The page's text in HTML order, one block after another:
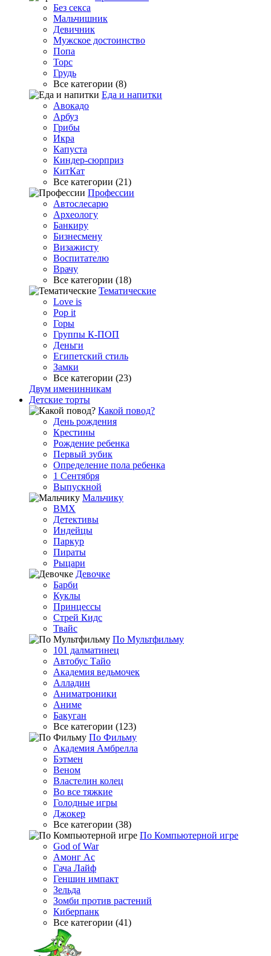
Без секса
Мальчишник
Девичник
Мужское достоинство
Попа
Торс
Грудь
Все категории (8)
Еда и напитки
Авокадо
Арбуз
Грибы
Икра
Капуста
Киндер-сюрприз
КитКат
Все категории (21)
Профессии
Автослесарю
Археологу
Банкиру
Бизнесмену
Визажисту
Воспитателю
Врачу
Все категории (18)
Тематические
Love is
Pop it
Горы
Группы К-ПОП
Деньги
Египетский стиль
Замки
Все категории (23)
Двум именинникам
Детские торты
Какой повод?
День рождения
Крестины
Рождение ребенка
Первый зубик
Определение пола ребенка
1 Сентября
Выпускной
Мальчику
BMX
Детективы
Индейцы
Паркур
Пираты
Рыцари
Девочке
Барби
Куклы
Принцессы
Стрей Кидс
Твайс
По Мультфильму
101 далматинец
Автобус Тайо
Академия ведьмочек
Алладин
Аниматроники
Аниме
Бакуган
Все категории (123)
По Фильму
Академия Амбрелла
Бэтмен
Веном
Властелин колец
Во все тяжкие
Голодные игры
Джокер
Все категории (38)
По Компьютерной игре
God of War
Амонг Ас
Гача Лайф
Геншин импакт
Зельда
Зомби против растений
Киберпанк
Все категории (41)